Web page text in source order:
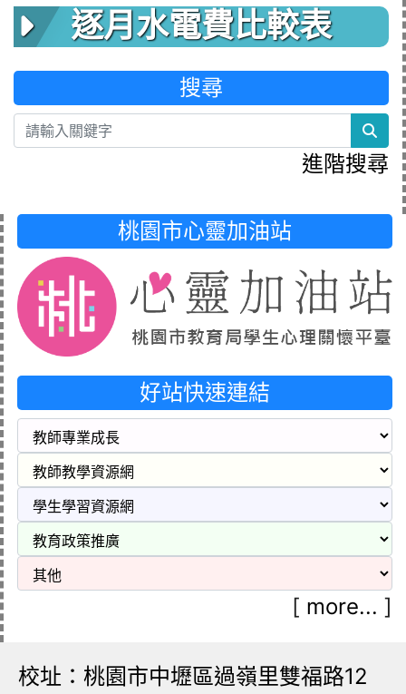
逐月水電費比較表
搜尋
進階搜尋
桃園市心靈加油站
好站快速連結
[ more... ]
校址：桃園市中壢區過嶺里雙福路12